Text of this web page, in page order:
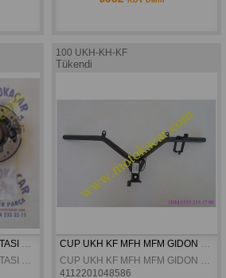
RKS NEXT 100 KAVRAMA TASI VE BALATASI ORJINAL
RKS NEXT 100 KAVRAMA TASI VE BALATASI ORJINAL
100 UKH-KH-KF
Tükendi
CUP UKH KF MFH MFM GIDON DIREKSIYON
CUP UKH KF MFH MFM GIDON DIREKSIYON
4112201048586